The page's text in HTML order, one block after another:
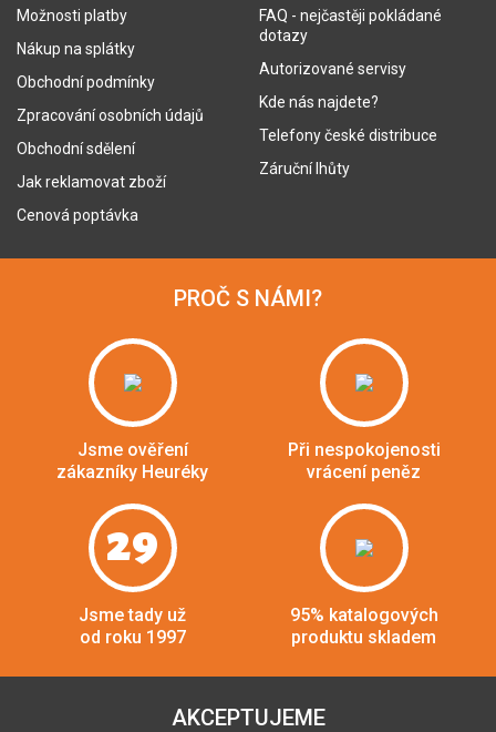
Možnosti platby
Nákup na splátky
Obchodní podmínky
Zpracování osobních údajů
Obchodní sdělení
Jak reklamovat zboží
Cenová poptávka
FAQ - nejčastěji pokládané
dotazy
Autorizované servisy
Kde nás najdete?
Telefony české distribuce
Záruční lhůty
PROČ S NÁMI?
Jsme ověření
zákazníky Heuréky
Při nespokojenosti
vrácení peněz
29
Jsme tady už
od roku 1997
95% katalogových
produktu skladem
AKCEPTUJEME